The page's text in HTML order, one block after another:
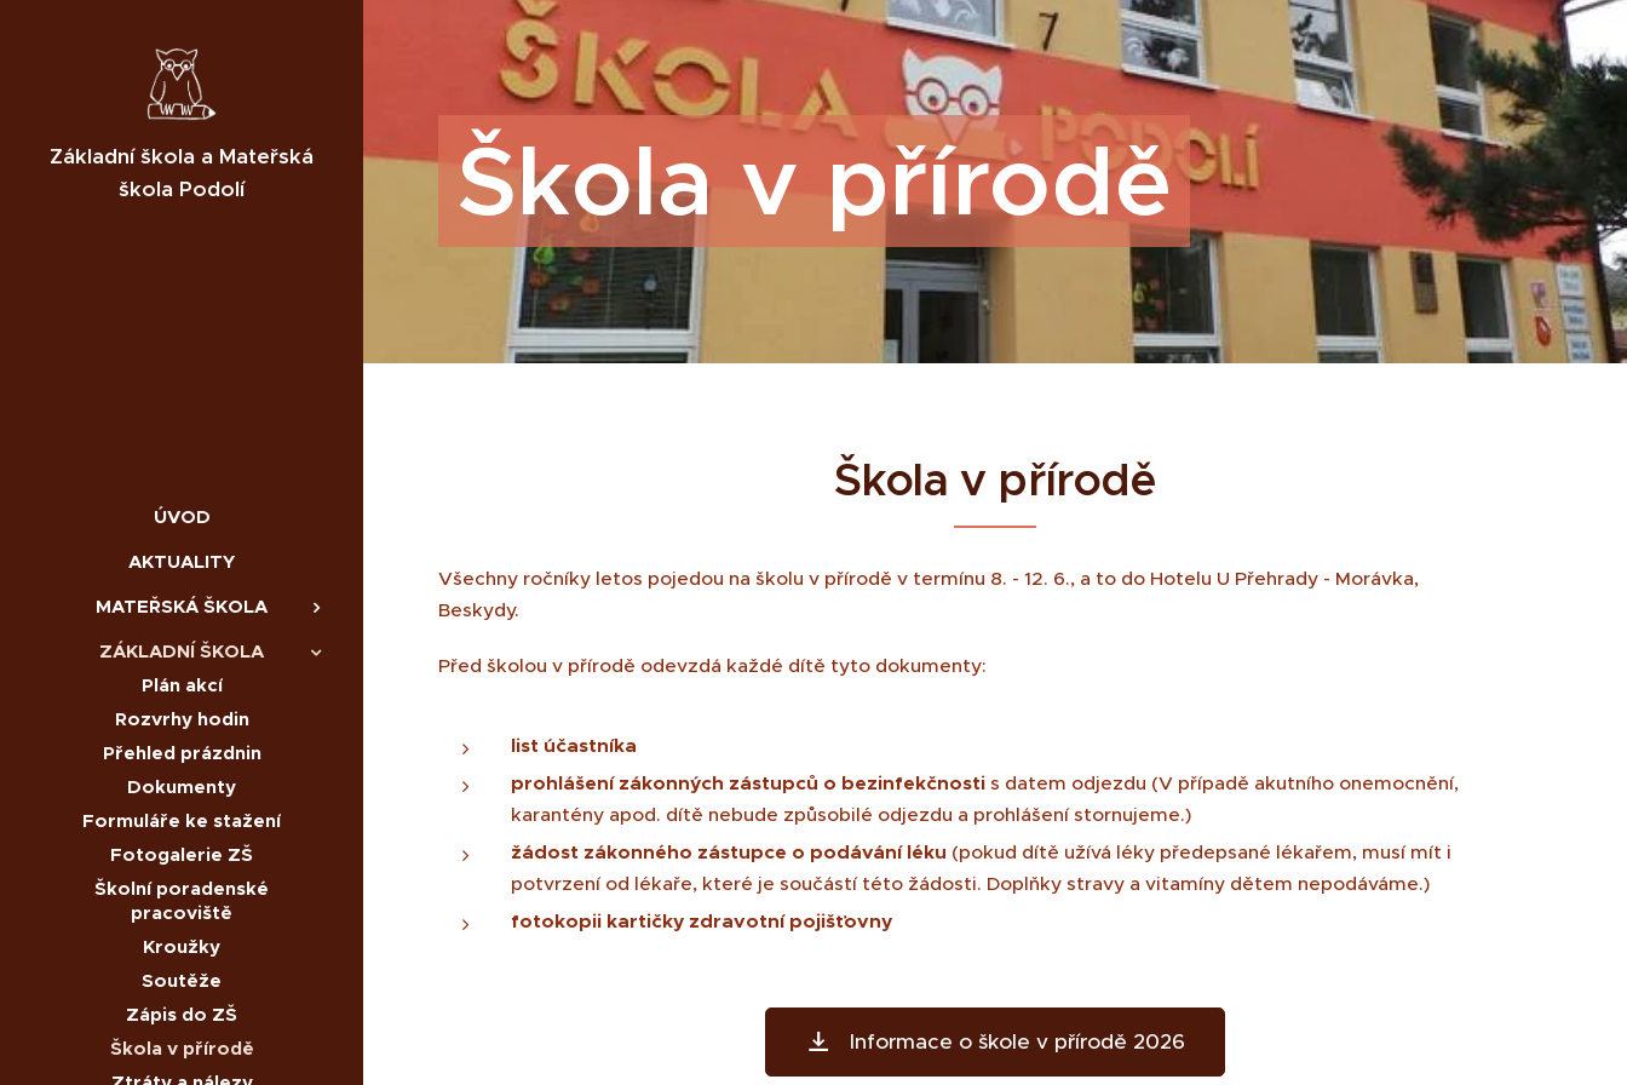
Základní škola a Mateřská
škola Podolí
ÚVOD
AKTUALITY
MATEŘSKÁ ŠKOLA
ZÁKLADNÍ ŠKOLA
Plán akcí
Rozvrhy hodin
Přehled prázdnin
Dokumenty
Formuláře ke stažení
Fotogalerie ZŠ
Školní poradenské
pracoviště
Kroužky
Soutěže
Zápis do ZŠ
Škola v přírodě
Škola v přírodě
Škola v přírodě
Všechny ročníky letos pojedou na školu v přírodě v termínu 8. - 12. 6., a to do Hotelu U Přehrady - Morávka,
Beskydy.
Před školou v přírodě odevzdá každé dítě tyto dokumenty:
list účastníka
prohlášení zákonných zástupců o bezinfekčnosti s datem odjezdu (V případě akutního onemocnění,
karantény apod. dítě nebude způsobilé odjezdu a prohlášení stornujeme.)
žádost zákonného zástupce o podávání léku (pokud dítě užívá léky předepsané lékařem, musí mít i
potvrzení od lékaře, které je součástí této žádosti. Doplňky stravy a vitamíny dětem nepodáváme.)
fotokopii kartičky zdravotní pojišťovny
Informace o škole v přírodě 2026